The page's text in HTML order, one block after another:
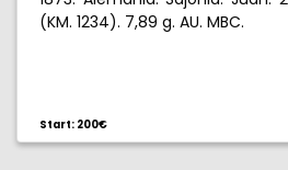
(KM. 1234). 7,89 g. AU. MBC.
Start: 200€